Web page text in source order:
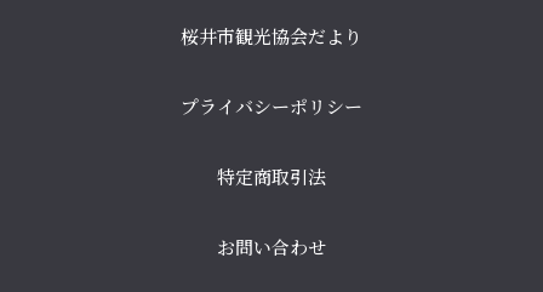
桜井市観光協会だより
プライバシーポリシー
特定商取引法
お問い合わせ